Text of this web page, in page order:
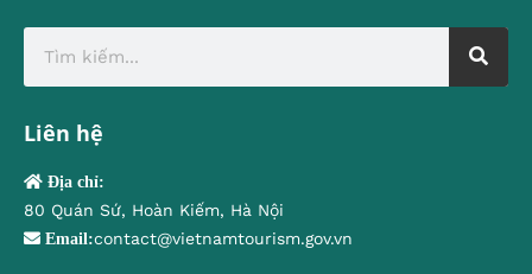
Liên hệ
Địa chỉ:
80 Quán Sứ, Hoàn Kiếm, Hà Nội
Email:contact@vietnamtourism.gov.vn